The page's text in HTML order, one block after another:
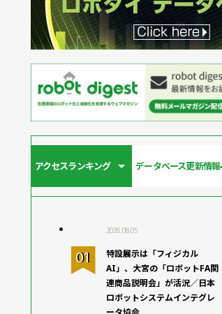
アクセスランキング データベース更新情報
2026.08.05
特設展示は「フィジカル
AI」、大宮の「ロボットFA関
連商品説明会」が活況／日本
ロボットシステムインテグレ